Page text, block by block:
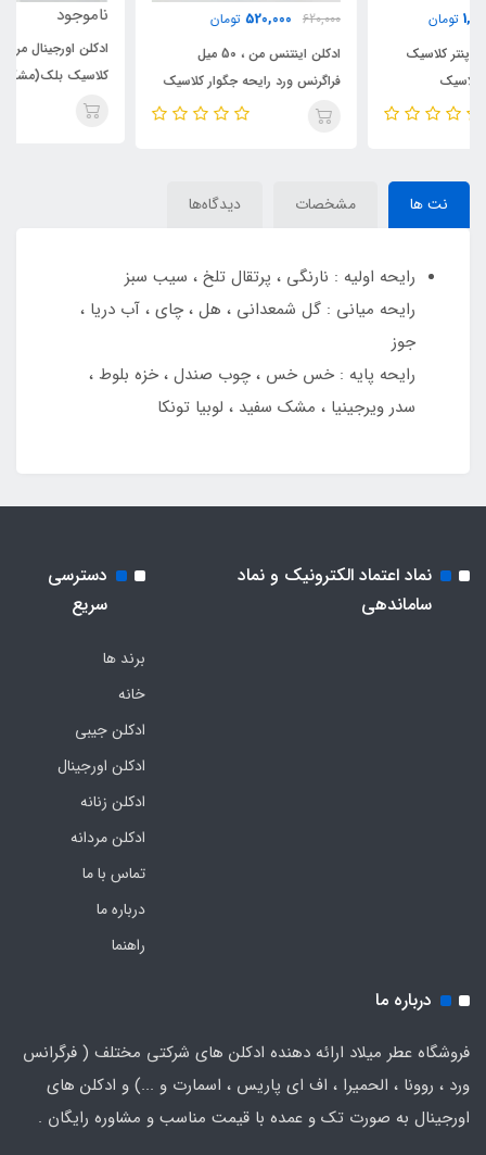
620,000
تومان
ادکلن اینتنس من ، 50 میل
فراگرنس ورد رایحه جگوار کلاسیک
مشکی (Intense Man)Jaguar
ناموجود
ادکلن اورجینال مردانه جگوار
کلاسیک بلک(مشکی) Jaguar
Classic Black
نت ها مشخصات دیدگاه‌ها
رایحه اولیه : نارنگی ، پرتقال تلخ ، سیب سبز
رایحه میانی : گل شمعدانی ، هل ، چای ، آب دریا ،
جوز
رایحه پایه : خس خس ، چوب صندل ، خزه بلوط ،
سدر ویرجینیا ، مشک سفید ، لوبیا تونکا
نماد اعتماد الکترونیک و نماد
ساماندهی
دسترسی
سریع
برند ها
خانه
ادکلن جیبی
ادکلن اورجینال
ادکلن زنانه
ادکلن مردانه
تماس با ما
درباره ما
راهنما
درباره ما
فروشگاه عطر میلاد ارائه دهنده ادکلن های شرکتی مختلف ( فرگرانس
ورد ، روونا ، الحمیرا ، اف ای پاریس ، اسمارت و ...) و ادکلن های
اورجینال به صورت تک و عمده با قیمت مناسب و مشاوره رایگان .